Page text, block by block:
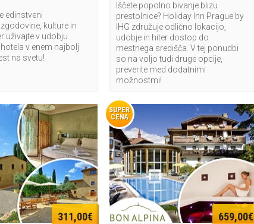
edinstveni
kulture in
uživajte v udobju
v enem najbolj
na svetu!
Iščete popolno bivanje blizu
prestolnice? Holiday Inn Prague by
IHG združuje odlično lokacijo,
udobje in hiter dostop do
mestnega središča. V tej ponudbi
so na voljo tudi druge opcije,
preverite med dodatnimi
možnostmi!
311,00€
SUPER
CENA
659,00€